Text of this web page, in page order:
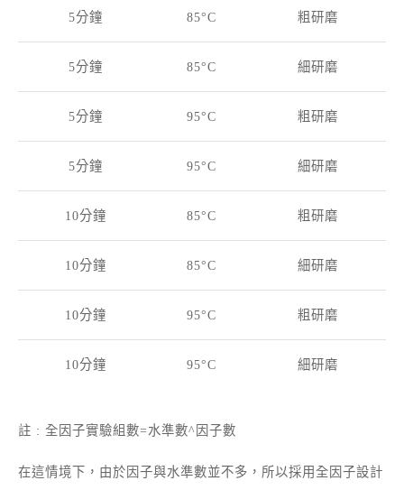
5分鐘 85°C 粗研磨
5分鐘 85°C 細研磨
5分鐘 95°C 粗研磨
5分鐘 95°C 細研磨
10分鐘 85°C 粗研磨
10分鐘 85°C 細研磨
10分鐘 95°C 粗研磨
10分鐘 95°C 細研磨
註 : 全因子實驗組數=水準數^因子數
在這情境下，由於因子與水準數並不多，所以採用全因子設計